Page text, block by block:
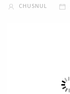
CHUSNUL